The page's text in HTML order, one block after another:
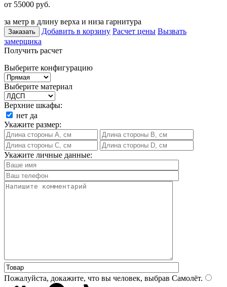
от 55000 руб.
за метр в длину верха и низа гарнитура
Заказать Добавить в корзину Расчет цены Вызвать
замерщика
Получить расчет
Выберите конфигурацию
Выберите материал
Верхние шкафы:
нет да
Укажите размер:
Укажите личные данные:
Пожалуйста, докажите, что вы человек, выбрав Самолёт.